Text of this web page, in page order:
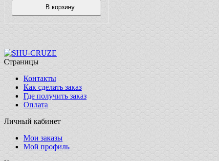
В корзину
Страницы
Контакты
Как сделать заказ
Где получить заказ
Оплата
Личный кабинет
Мои заказы
Мой профиль